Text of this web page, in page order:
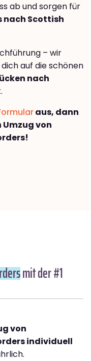
ab und sorgen für
nach Scottish
– wir
auf die schönen
nach
aus, dann
von
mit der #1
von
individuell